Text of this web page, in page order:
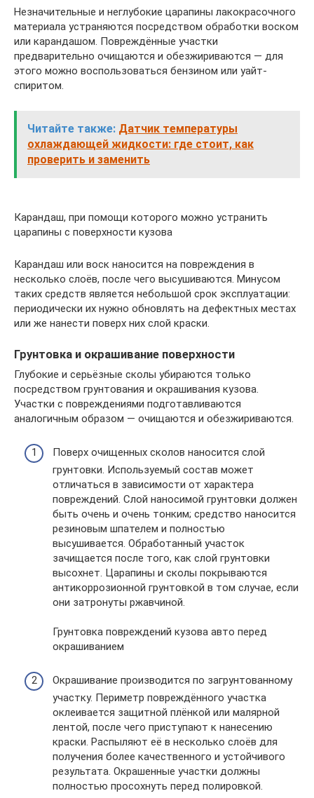
Незначительные и неглубокие царапины лакокрасочного
материала устраняются посредством обработки воском
или карандашом. Повреждённые участки
предварительно очищаются и обезжириваются — для
этого можно воспользоваться бензином или уайт-
спиритом.
Читайте также: Датчик температуры
охлаждающей жидкости: где стоит, как
проверить и заменить
Карандаш, при помощи которого можно устранить
царапины с поверхности кузова
Карандаш или воск наносится на повреждения в
несколько слоёв, после чего высушиваются. Минусом
таких средств является небольшой срок эксплуатации:
периодически их нужно обновлять на дефектных местах
или же нанести поверх них слой краски.
Грунтовка и окрашивание поверхности
Глубокие и серьёзные сколы убираются только
посредством грунтования и окрашивания кузова.
Участки с повреждениями подготавливаются
аналогичным образом — очищаются и обезжириваются.
Поверх очищенных сколов наносится слой
грунтовки. Используемый состав может
отличаться в зависимости от характера
повреждений. Слой наносимой грунтовки должен
быть очень и очень тонким; средство наносится
резиновым шпателем и полностью
высушивается. Обработанный участок
зачищается после того, как слой грунтовки
высохнет. Царапины и сколы покрываются
антикоррозионной грунтовкой в том случае, если
они затронуты ржавчиной.
Грунтовка повреждений кузова авто перед
окрашиванием
Окрашивание производится по загрунтованному
участку. Периметр повреждённого участка
оклеивается защитной плёнкой или малярной
лентой, после чего приступают к нанесению
краски. Распыляют её в несколько слоёв для
получения более качественного и устойчивого
результата. Окрашенные участки должны
полностью просохнуть перед полировкой.